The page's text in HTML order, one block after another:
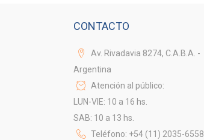
CONTACTO
Av. Rivadavia 8274, C.A.B.A. -
Argentina
Atención al público:
LUN-VIE: 10 a 16 hs.
SAB: 10 a 13 hs.
Teléfono: +54 (11) 2035-6558